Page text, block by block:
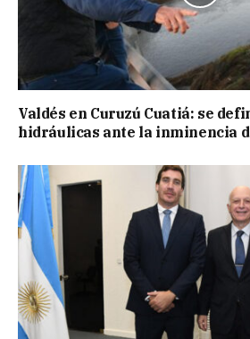
Valdés en Curuzú Cuatiá: se
hidráulicas ante la inminencia